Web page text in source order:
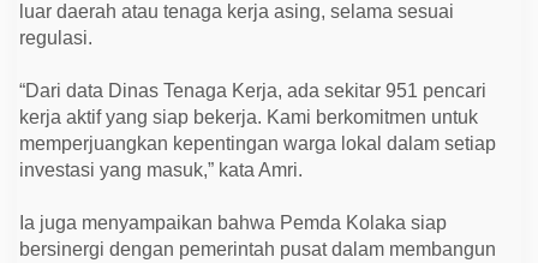
luar daerah atau tenaga kerja asing, selama sesuai
regulasi.
“Dari data Dinas Tenaga Kerja, ada sekitar 951 pencari
kerja aktif yang siap bekerja. Kami berkomitmen untuk
memperjuangkan kepentingan warga lokal dalam setiap
investasi yang masuk,” kata Amri.
Ia juga menyampaikan bahwa Pemda Kolaka siap
bersinergi dengan pemerintah pusat dalam membangun